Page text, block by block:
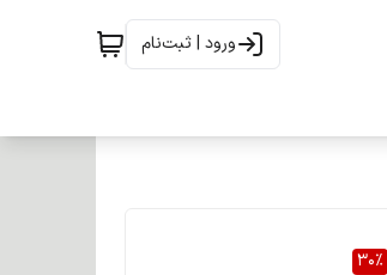
ورود | ثبت‌نام
30%